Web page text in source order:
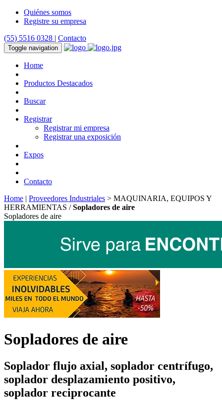
Quiénes somos
Registre su empresa
(55) 5516 0328 | Contacto
Toggle navigation
Home
Productos Destacados
Buscar
Registrar
Registrar mi empresa
Registrar una exposición
Expos
Contacto
Home | Proveedores Industriales > MAQUINARIA, EQUIPOS Y
HERRAMIENTAS /Sopladores de aire
Sopladores de aire
Sopladores de aire
Soplador flujo axial, soplador centrífugo,
soplador desplazamiento positivo,
soplador reciprocante